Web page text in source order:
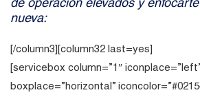
nueva:
[/column3][column32 last=yes]
[servicebox column=”1″
boxplace=”horizontal”